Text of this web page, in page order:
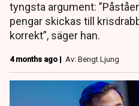
tyngsta argument:
pengar skickas till
korrekt”, säger han.
4 months ago | Av: Bengt Ljung